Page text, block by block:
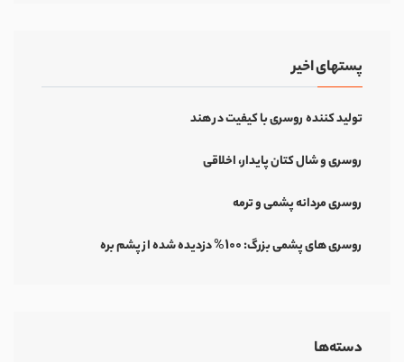
پستهای اخیر
تولید کننده روسری با کیفیت در هند
روسری و شال کتان پایدار، اخلاقی
روسری مردانه پشمی و ترمه
روسری های پشمی بزرگ: 100% دزدیده شده از پشم بره
دسته‌ها